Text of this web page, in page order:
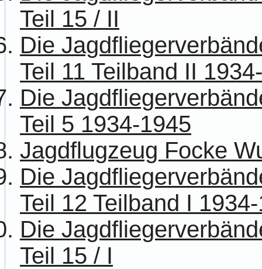
Teil 15 / II
Die
Teil 11 Teilband II
Die
Teil 5 1934-1945
Jagdflugzeug Focke
Die
Teil 12 Teilband I
Die
Teil 15 / I